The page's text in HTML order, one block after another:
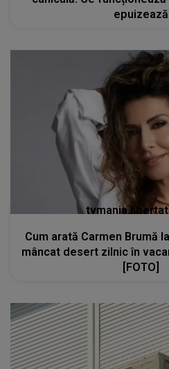
epuizează
Cum arată Carmen Brumă
mâncat desert zilnic în
[FOTO]